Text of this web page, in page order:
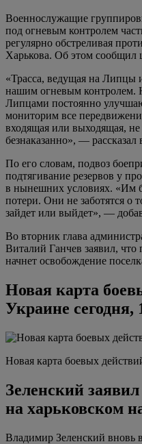
Военнослужащие
под огневым контролем
регулярно обстреливая
Харькова. Об этом
«Трасса, ведущая на Липцы
нашим огневым контролем.
Липцами постоянно
мониторим все
входящая или выходящая, не
безнаказанно», —
По его словам, подвоз
подтягивание резервов у
в нынешних условиях. «Им
потери. Они не заботятся о
зайдет или выйдет», —
Во вторник глава
Виталий Ганчев заявил, что
начнет освобождение
Новая карта
Украине сегодня,
Новая карта боевых
Зеленский
на харьковском
Владимир Зеленский вновь